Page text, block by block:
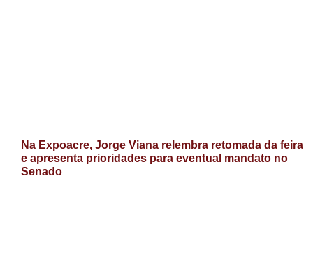
Na Expoacre, Jorge Viana relembra retomada da feira
e apresenta prioridades para eventual mandato no
Senado